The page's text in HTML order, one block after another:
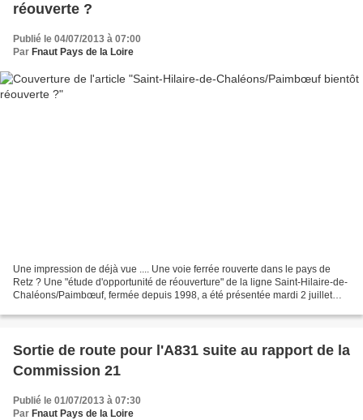
réouverte ?
Publié le 04/07/2013 à 07:00
Par Fnaut Pays de la Loire
Une impression de déjà vue .... Une voie ferrée rouverte dans le pays de
Retz ? Une "étude d'opportunité de réouverture" de la ligne Saint-Hilaire-de-
Chaléons/Paimbœuf, fermée depuis 1998, a été présentée mardi 2 juillet
Sortie de route pour l'A831 suite au rapport de la
Commission 21
Publié le 01/07/2013 à 07:30
Par Fnaut Pays de la Loire